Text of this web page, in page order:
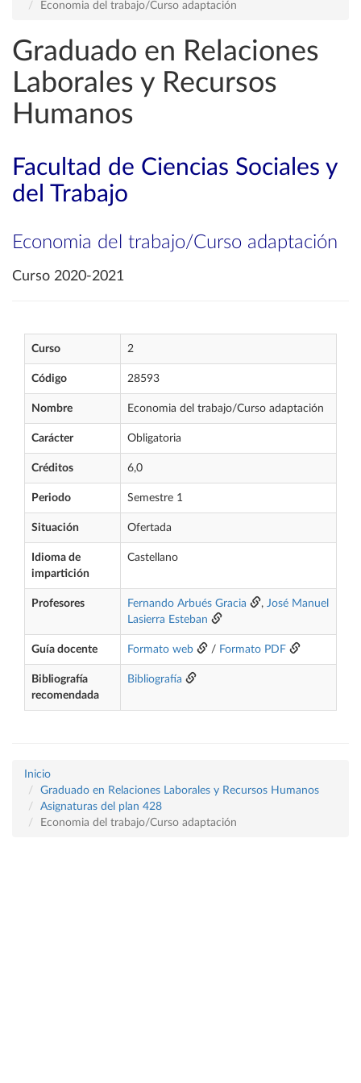
Economia del trabajo/Curso adaptación
Graduado en Relaciones
Laborales y Recursos
Humanos
Facultad de Ciencias Sociales y
del Trabajo
Economia del trabajo/Curso adaptación
Curso 2020-2021
Curso 2
Código 28593
Nombre Economia del trabajo/Curso adaptación
Carácter Obligatoria
Créditos 6,0
Periodo Semestre 1
Situación Ofertada
Idioma de
impartición
Castellano
Profesores Fernando Arbués Gracia , José Manuel
Lasierra Esteban
Guía docente Formato web / Formato PDF
Bibliografía
recomendada
Bibliografía
Inicio
Graduado en Relaciones Laborales y Recursos Humanos
Asignaturas del plan 428
Economia del trabajo/Curso adaptación